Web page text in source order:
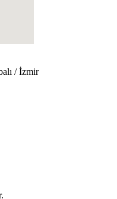
/ İzmir